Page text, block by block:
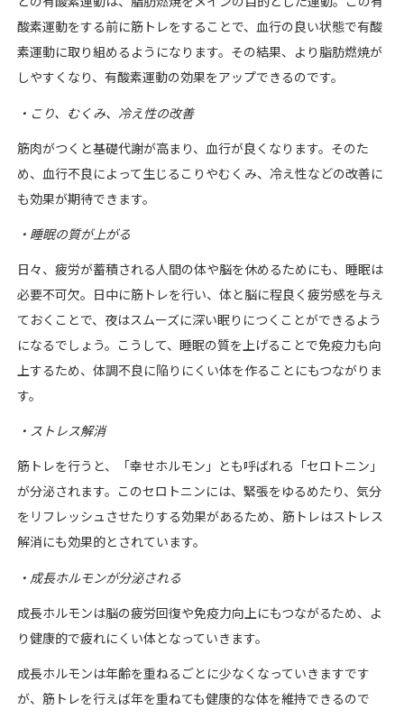
酸素運動をする前に筋トレをすることで、血行の良い状態で有酸
素運動に取り組めるようになります。その結果、より脂肪燃焼が
しやすくなり、有酸素運動の効果をアップできるのです。
・こり、むくみ、冷え性の改善
筋肉がつくと基礎代謝が高まり、血行が良くなります。そのた
め、血行不良によって生じるこりやむくみ、冷え性などの改善に
も効果が期待できます。
・睡眠の質が上がる
日々、疲労が蓄積される人間の体や脳を休めるためにも、睡眠は
必要不可欠。日中に筋トレを行い、体と脳に程良く疲労感を与え
ておくことで、夜はスムーズに深い眠りにつくことができるよう
になるでしょう。こうして、睡眠の質を上げることで免疫力も向
上するため、体調不良に陥りにくい体を作ることにもつながりま
す。
・ストレス解消
筋トレを行うと、「幸せホルモン」とも呼ばれる「セロトニン」
が分泌されます。このセロトニンには、緊張をゆるめたり、気分
をリフレッシュさせたりする効果があるため、筋トレはストレス
解消にも効果的とされています。
・成長ホルモンが分泌される
成長ホルモンは脳の疲労回復や免疫力向上にもつながるため、よ
り健康的で疲れにくい体となっていきます。
成長ホルモンは年齢を重ねるごとに少なくなっていきますです
が、筋トレを行えば年を重ねても健康的な体を維持できるので